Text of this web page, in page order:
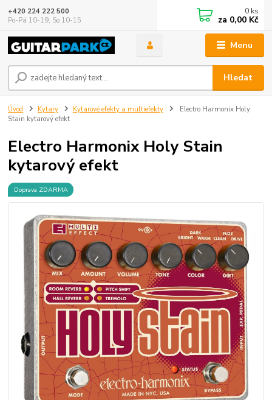
Menu
Hledat
+420 224 222 500
Po-Pá 10-19, So 10-15
0 ks
za 0,00 Kč
Úvod Kytary Kytarové efekty a multiefekty
Electro Harmonix Holy
Stain kytarový efekt
Electro Harmonix Holy Stain
kytarový efekt
Doprava ZDARMA